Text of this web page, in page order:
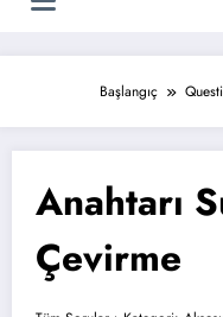
Başlangıç
Anahtarı
Çevirme